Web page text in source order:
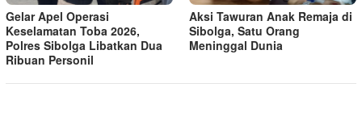
Gelar Apel Operasi
Keselamatan Toba 2026,
Polres Sibolga Libatkan Dua
Ribuan Personil
Aksi Tawuran Anak Remaja di
Sibolga, Satu Orang
Meninggal Dunia